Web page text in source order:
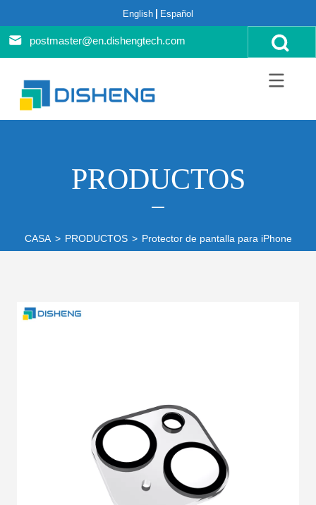
English Español
postmaster@en.dishengtech.com
PRODUCTOS
CASA > PRODUCTOS > Protector de pantalla para iPhone